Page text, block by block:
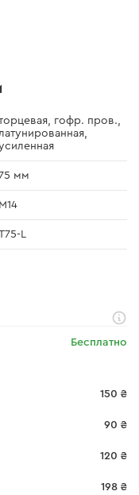
гофр. пров.,
мм
М14
L
Бесплатно
150 ₴
90 ₴
120 ₴
198 ₴